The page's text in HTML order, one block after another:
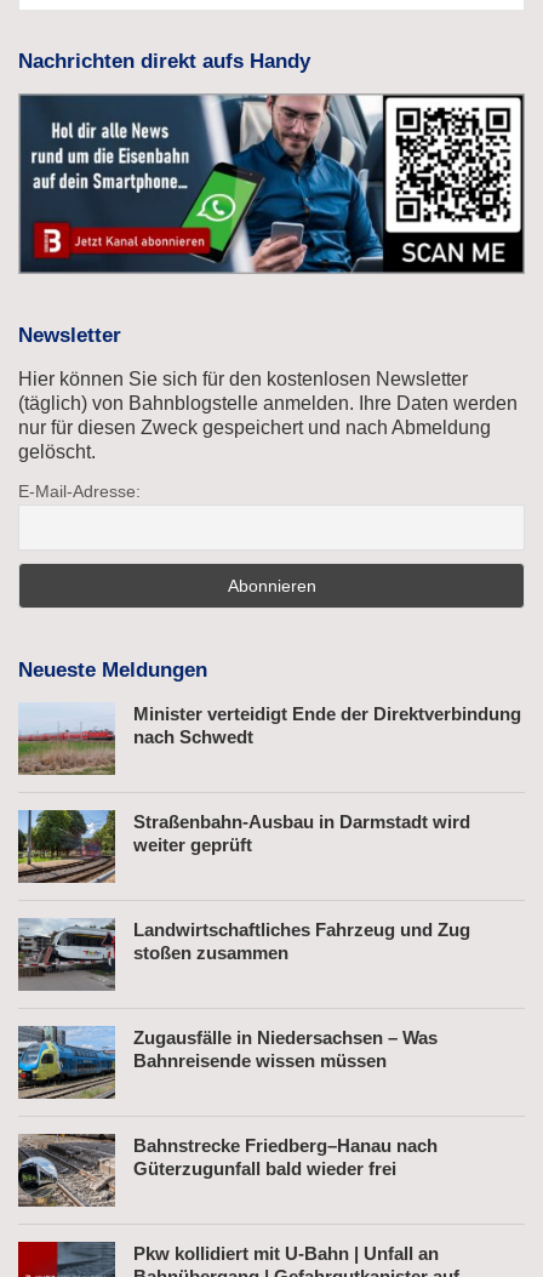
Nachrichten direkt aufs Handy
Newsletter
Hier können Sie sich für den kostenlosen Newsletter
(täglich) von Bahnblogstelle anmelden. Ihre Daten werden
nur für diesen Zweck gespeichert und nach Abmeldung
gelöscht.
E-Mail-Adresse:
Neueste Meldungen
Minister verteidigt Ende der Direktverbindung
nach Schwedt
Straßenbahn-Ausbau in Darmstadt wird
weiter geprüft
Landwirtschaftliches Fahrzeug und Zug
stoßen zusammen
Zugausfälle in Niedersachsen – Was
Bahnreisende wissen müssen
Bahnstrecke Friedberg–Hanau nach
Güterzugunfall bald wieder frei
Pkw kollidiert mit U-Bahn | Unfall an